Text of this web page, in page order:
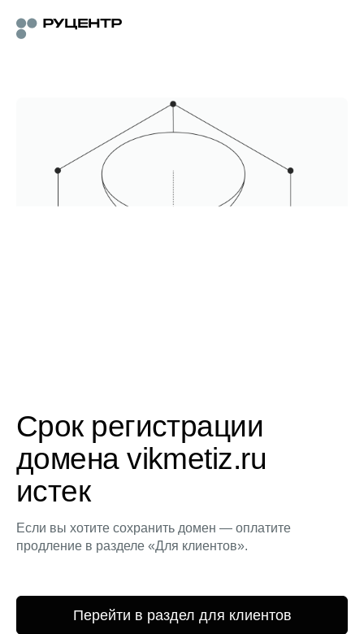
Срок регистрации
домена vikmetiz.ru
истек
Если вы хотите сохранить домен — оплатите
продление в разделе «Для клиентов».
Перейти в раздел для клиентов